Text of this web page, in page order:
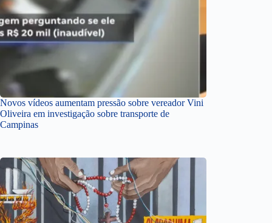
Novos vídeos aumentam pressão sobre vereador Vini
Oliveira em investigação sobre transporte de
Campinas